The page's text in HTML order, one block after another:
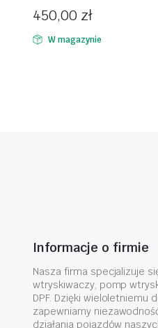
450,00 zł
W magazynie
Informacje o firmie
Nasza firma specjalizuje
wtryskiwaczy, pomp
DPF. Dzięki wieloletniemu
zapewniamy
działania pojazdów